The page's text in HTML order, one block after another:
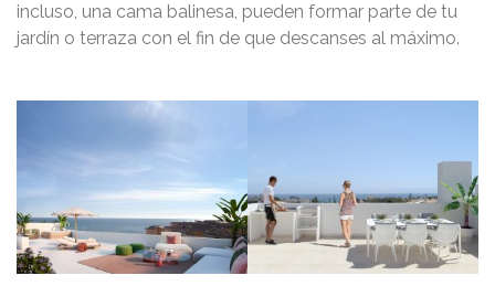
incluso, una cama balinesa, pueden formar parte de tu
jardín o terraza con el fin de que descanses al máximo.